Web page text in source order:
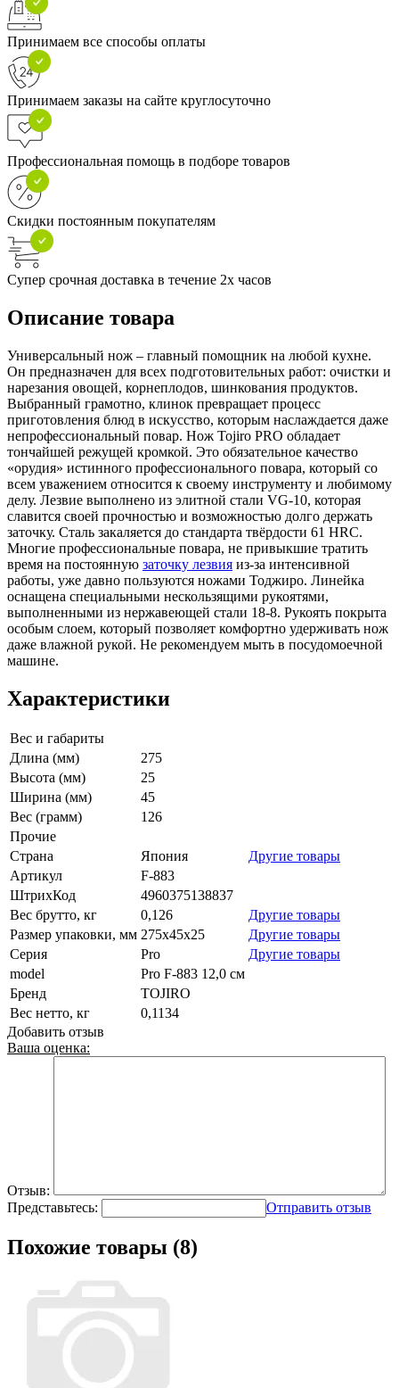
Принимаем все способы оплаты
Принимаем заказы на сайте круглосуточно
Профессиональная помощь в подборе товаров
Скидки постоянным покупателям
Супер срочная доставка в течение 2х часов
Описание товара
Универсальный нож – главный помощник на любой кухне.
Он предназначен для всех подготовительных работ: очистки и
нарезания овощей, корнеплодов, шинкования продуктов.
Выбранный грамотно, клинок превращает процесс
приготовления блюд в искусство, которым наслаждается даже
непрофессиональный повар. Нож Tojiro PRO обладает
тончайшей режущей кромкой. Это обязательное качество
«орудия» истинного профессионального повара, который со
всем уважением относится к своему инструменту и любимому
делу. Лезвие выполнено из элитной стали VG-10, которая
славится своей прочностью и возможностью долго держать
заточку. Сталь закаляется до стандарта твёрдости 61 HRC.
Многие профессиональные повара, не привыкшие тратить
время на постоянную заточку лезвия из-за интенсивной
работы, уже давно пользуются ножами Тоджиро. Линейка
оснащена специальными нескользящими рукоятями,
выполненными из нержавеющей стали 18-8. Рукоять покрыта
особым слоем, который позволяет комфортно удерживать нож
даже влажной рукой. Не рекомендуем мыть в посудомоечной
машине.
Характеристики
Вес и габариты
Длина (мм)
275
Высота (мм)
25
Ширина (мм)
45
Вес (грамм)
126
Прочие
Страна
Япония
Другие товары
Артикул
F-883
ШтрихКод
4960375138837
Вес брутто, кг
0,126
Другие товары
Размер упаковки, мм 275x45x25
Другие товары
Серия
Pro
Другие товары
model
Pro F-883 12,0 см
Бренд
TOJIRO
Вес нетто, кг
0,1134
Добавить отзыв
Ваша оценка:
Отзыв:
Представьтесь:
Отправить отзыв
Похожие товары (8)